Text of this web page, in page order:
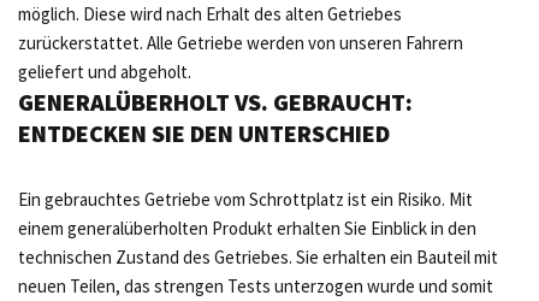
möglich. Diese wird nach Erhalt des alten Getriebes
zurückerstattet. Alle Getriebe werden von unseren Fahrern
geliefert und abgeholt.
GENERALÜBERHOLT VS. GEBRAUCHT:
ENTDECKEN SIE DEN UNTERSCHIED
Ein gebrauchtes Getriebe vom Schrottplatz ist ein Risiko. Mit
einem generalüberholten Produkt erhalten Sie Einblick in den
technischen Zustand des Getriebes. Sie erhalten ein Bauteil mit
neuen Teilen, das strengen Tests unterzogen wurde und somit